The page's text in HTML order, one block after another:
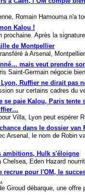
Romain Hamouma n'a
Kalou !
prochaine. Après la
de Montpellier
à Arsenal,
mais veut prendre
Saint-Germain négocie
Lyon, Ruffier ne dirait pas
sur certains cadres du
se paie Kalou, Paris tente
Villa, Lyon peut espérer
dans le dossier van
Arsenal, le nom de Robin
ambitions, Hulk s'éloigne
Eden Hazard
recrue pour l'OM, le
Giroud débarque, une offre